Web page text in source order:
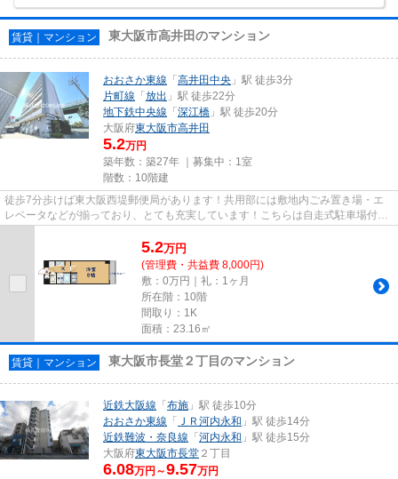
賃貸｜マンション 東大阪市高井田のマンション
おおさか東線 「高井田中央 」駅 徒歩3分
片町線 「放出 」駅 徒歩22分
地下鉄中央線 「深江橋 」駅 徒歩20分
大阪府東大阪市高井田
5.2万円
築年数：築27年 ｜募集中： 1室
階数：10階建
徒歩7分歩けば東大阪西堤郵便局があります！共用部には敷地内ごみ置き場・エ
レベータなどが揃っており、とても充実しています！こちらは自走式駐車場付き
の物件です！場所が平坦なのは...
5.2万円
(管理費・共益費 8,000円)
敷：0万円｜礼：1ヶ月
所在階：10階
間取り：1K
面積：23.16㎡
賃貸｜マンション 東大阪市長堂２丁目のマンション
近鉄大阪線 「布施 」駅 徒歩10分
おおさか東線 「 ＪＲ河内永和 」駅 徒歩14分
近鉄難波・奈良線 「河内永和 」駅 徒歩15分
大阪府東大阪市長堂 ２丁目
6.08万円～9.57万円